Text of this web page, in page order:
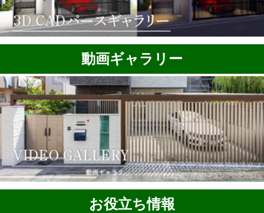
動画ギャラリー
お役立ち情報